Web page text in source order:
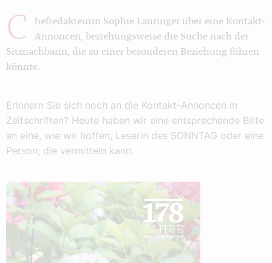
C
hefredakteurin Sophie Lauringer über eine Kontakt-
Annoncen, beziehungsweise die Suche nach der
Sitznachbarin, die zu einer besonderen Beziehung führen
könnte.
Erinnern Sie sich noch an die Kontakt-Annoncen in
Zeitschriften? Heute haben wir eine entsprechende Bitte
an eine, wie wir hoffen, Leserin des SONNTAG oder eine
Person, die vermitteln kann.